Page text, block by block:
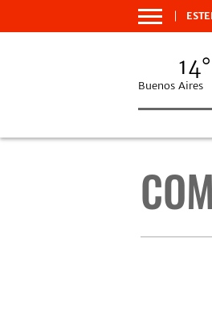
14°
Buenos Aires